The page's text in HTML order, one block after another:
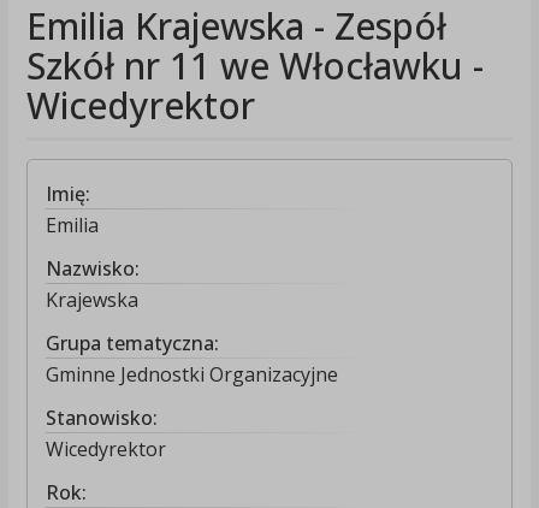
Emilia Krajewska - Zespół
Szkół nr 11 we Włocławku -
Wicedyrektor
Imię:
Emilia
Nazwisko:
Krajewska
Grupa tematyczna:
Gminne Jednostki Organizacyjne
Stanowisko:
Wicedyrektor
Rok: